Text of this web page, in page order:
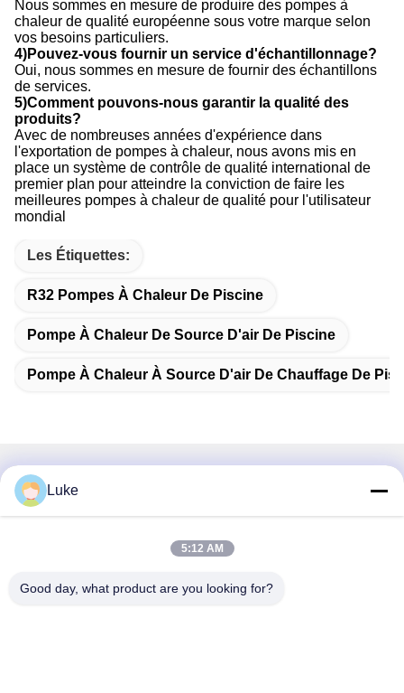
Nous sommes en mesure de produire des pompes à
chaleur de qualité européenne sous votre marque selon
vos besoins particuliers.
4)Pouvez-vous fournir un service d'échantillonnage?
Oui, nous sommes en mesure de fournir des échantillons
de services.
5)Comment pouvons-nous garantir la qualité des
produits?
Avec de nombreuses années d'expérience dans
l'exportation de pompes à chaleur, nous avons mis en
place un système de contrôle de qualité international de
premier plan pour atteindre la conviction de faire les
meilleures pompes à chaleur de qualité pour l'utilisateur
mondial
Les Étiquettes:
R32 Pompes À Chaleur De Piscine
Pompe À Chaleur De Source D'air De Piscine
Pompe À Chaleur À Source D'air De Chauffage De
Contactez rapidement
Je ne veux pas.34, South Road, Yongfeng Industrial Park,
Guangdong, République populaire de Chine
Luke
5:12 AM
Good day, what product are you looking for?